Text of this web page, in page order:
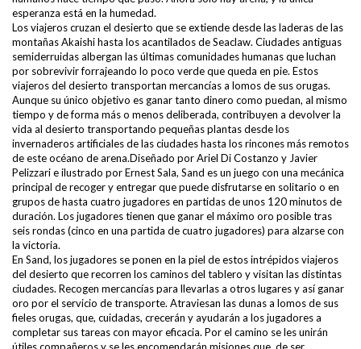
esperanza está en la humedad.
Los viajeros cruzan el desierto que se extiende desde las laderas de las
montañas Akaishi hasta los acantilados de Seaclaw. Ciudades antiguas
semiderruidas albergan las últimas comunidades humanas que luchan
por sobrevivir forrajeando lo poco verde que queda en pie. Estos
viajeros del desierto transportan mercancías a lomos de sus orugas.
Aunque su único objetivo es ganar tanto dinero como puedan, al mismo
tiempo y de forma más o menos deliberada, contribuyen a devolver la
vida al desierto transportando pequeñas plantas desde los
invernaderos artificiales de las ciudades hasta los rincones más remotos
de este océano de arena.Diseñado por Ariel Di Costanzo y Javier
Pelizzari e ilustrado por Ernest Sala, Sand es un juego con una mecánica
principal de recoger y entregar que puede disfrutarse en solitario o en
grupos de hasta cuatro jugadores en partidas de unos 120 minutos de
duración. Los jugadores tienen que ganar el máximo oro posible tras
seis rondas (cinco en una partida de cuatro jugadores) para alzarse con
la victoria.
En Sand, los jugadores se ponen en la piel de estos intrépidos viajeros
del desierto que recorren los caminos del tablero y visitan las distintas
ciudades. Recogen mercancías para llevarlas a otros lugares y así ganar
oro por el servicio de transporte. Atraviesan las dunas a lomos de sus
fieles orugas, que, cuidadas, crecerán y ayudarán a los jugadores a
completar sus tareas con mayor eficacia. Por el camino se les unirán